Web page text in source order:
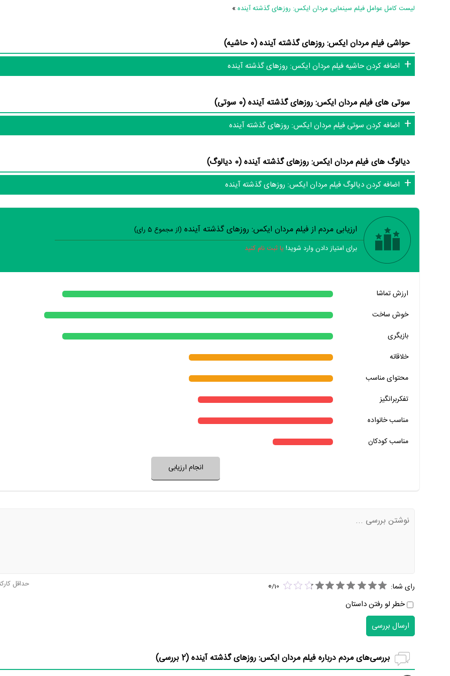
لیست کامل عوامل فیلم سینمایی مردان ایکس: روزهای گذشته آینده»
حواشی فیلم مردان ایکس: روزهای گذشته آینده (0 حاشیه)
اضافه کردن حاشیه فیلم مردان ایکس: روزهای گذشته آینده
سوتی های فیلم مردان ایکس: روزهای گذشته آینده (0 سوتی)
اضافه کردن سوتی فیلم مردان ایکس: روزهای گذشته آینده
دیالوگ های فیلم مردان ایکس: روزهای گذشته آینده (0 دیالوگ)
اضافه کردن دیالوگ فیلم مردان ایکس: روزهای گذشته آینده
خیر
خیر بله
داستان و ساختار فیلم خیر بله
خیر بله
خیر تقریبا بله
خیر بله
خیر بله
ارزیابی مردم از فیلم مردان ایکس: روزهای گذشته آینده (از مجموع 5 رای)
برای امتیاز دادن وارد شوید! یا ثبت نام کنید
ارزش تماشا
خوش ساخت
بازیگری
خلاقانه
محتوای مناسب
تفکربرانگیز
مناسب خانواده‌
مناسب کودکان
انجام ارزیابی
رای شما: 0/10
خطر لو رفتن داستان
حداقل
ارسال بررسی
بررسی‌های مردم درباره فیلم مردان ایکس: روزهای گذشته آینده (2 بررسی)